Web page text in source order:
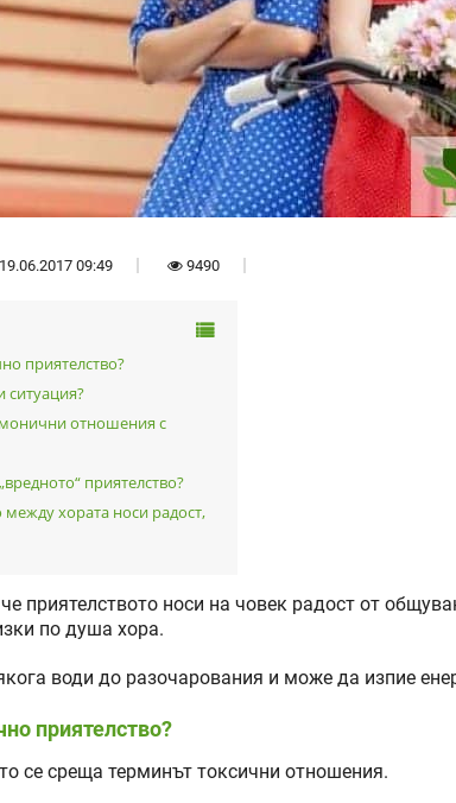
19.06.2017 09:49 9490
приятелство?
ситуация?
отношения с
приятелство?
между хората носи радост,
приятелството носи на човек радост от
по душа хора.
води до разочарования и може да изпие
приятелство?
се среща терминът токсични отношения.